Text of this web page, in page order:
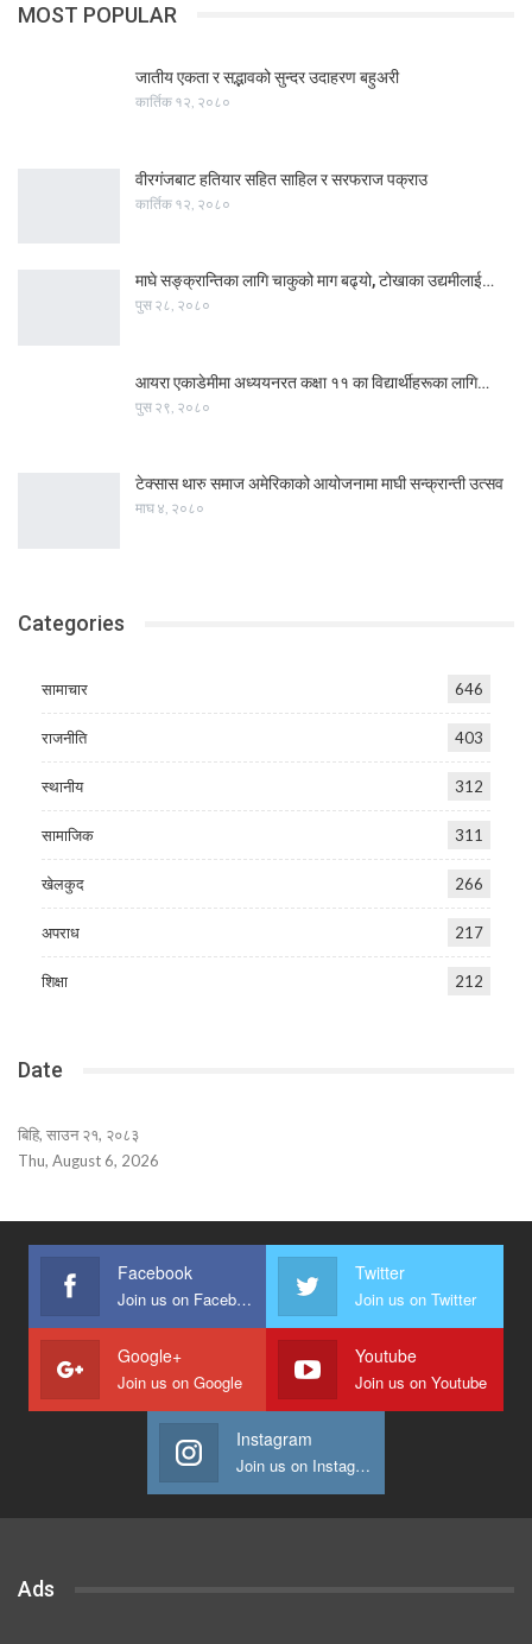
MOST POPULAR
जातीय एकता र सद्भावको सुन्दर उदाहरण बहुअरी
कार्तिक १२, २०८०
वीरगंजबाट हतियार सहित साहिल र सरफराज पक्राउ
कार्तिक १२, २०८०
माघे सङ्क्रान्तिका लागि चाकुको माग बढ्यो, टोखाका उद्यमीलाई…
पुस २८, २०८०
आयरा एकाडेमीमा अध्ययनरत कक्षा ११ का विद्यार्थीहरूका लागि…
पुस २९, २०८०
टेक्सास थारु समाज अमेरिकाको आयोजनामा माघी सन्क्रान्ती उत्सव
माघ ४, २०८०
Categories
सामाचार 646
राजनीति 403
स्थानीय 312
सामाजिक 311
खेलकुद 266
अपराध 217
शिक्षा 212
Date
बिहि, साउन २१, २०८३
Thu, August 6, 2026
Facebook
Join us on Facebook
Twitter
Join us on Twitter
Google+
Join us on Google
Youtube
Join us on Youtube
Instagram
Join us on Instagram
Ads